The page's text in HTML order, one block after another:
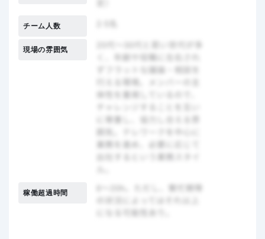
チーム人数
現場の雰囲気
稼働超過時間